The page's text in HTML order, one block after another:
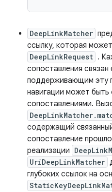
DeepLinkMatcher
ссылку, которая
DeepLinkRequest .
сопоставления
поддерживающим эту
навигации может быть
сопоставлениями.
содержащий
сопоставление
реализации
UriDeepLinkMatcher
глубоких ссылок на